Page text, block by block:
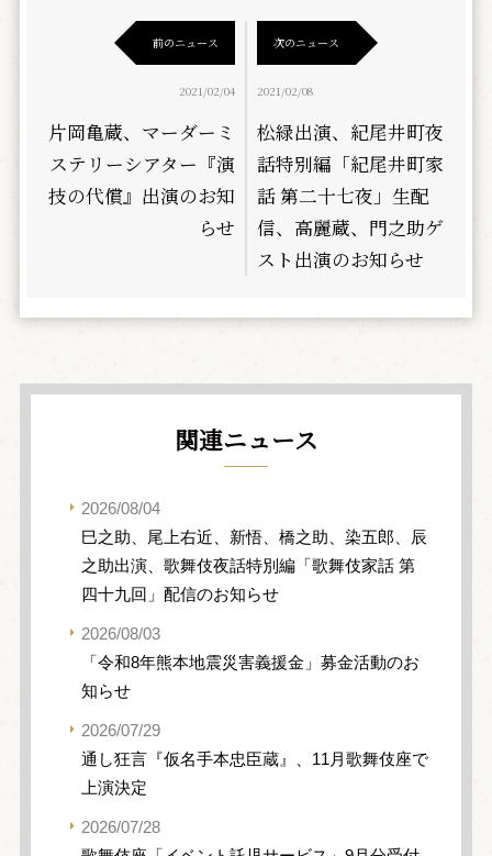
前のニュース
2021/02/04
片岡亀蔵、マーダーミ
ステリーシアター『演
技の代償』出演のお知
らせ
次のニュース
2021/02/08
松緑出演、紀尾井町夜
話特別編「紀尾井町家
話 第二十七夜」生配
信、高麗蔵、門之助ゲ
スト出演のお知らせ
関連ニュース
2026/08/04
巳之助、尾上右近、新悟、橋之助、染五郎、辰
之助出演、歌舞伎夜話特別編「歌舞伎家話 第
四十九回」配信のお知らせ
2026/08/03
「令和8年熊本地震災害義援金」募金活動のお
知らせ
2026/07/29
通し狂言『仮名手本忠臣蔵』、11月歌舞伎座で
上演決定
2026/07/28